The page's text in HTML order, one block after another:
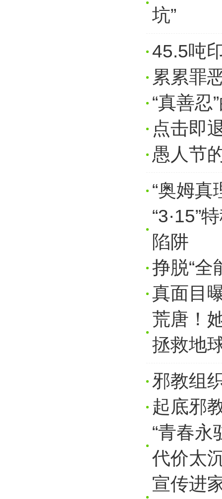
坑”
45.5吨
累累罪
“真善忍
点击即
愚人节
“奥姆真
“3·15”
陷阱
挣脱“全
真面目
荒唐！
拯救地
邪教组
起底邪
“青春永
代价太
宣传进